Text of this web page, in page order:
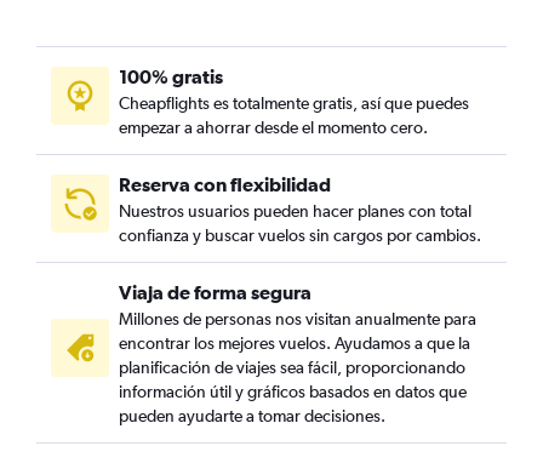
100% gratis
Cheapflights es totalmente gratis, así que puedes
empezar a ahorrar desde el momento cero.
Reserva con flexibilidad
Nuestros usuarios pueden hacer planes con total
confianza y buscar vuelos sin cargos por cambios.
Viaja de forma segura
Millones de personas nos visitan anualmente para
encontrar los mejores vuelos. Ayudamos a que la
planificación de viajes sea fácil, proporcionando
información útil y gráficos basados en datos que
pueden ayudarte a tomar decisiones.